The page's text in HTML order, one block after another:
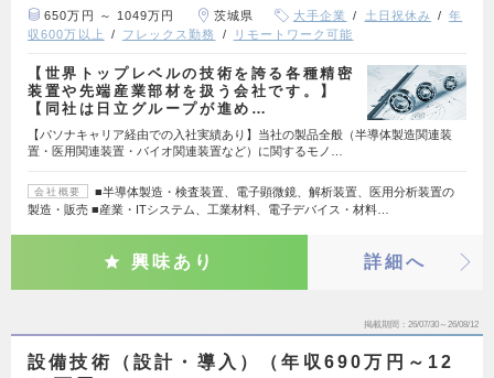
650万円 ～ 1049万円 茨城県 大手企業 土日祝休み
年
収600万以上
フレックス勤務 リモートワーク可能
【世界トップレベルの技術を誇る各種精密
装置や先端産業部材を扱う会社です。】
【同社は日立グループが進め…
【パソナキャリア経由での入社実績あり】当社の製品全般（半導体製造関連装
置・医用関連装置・バイオ関連装置など）に関するモノ…
会社概要
■半導体製造・検査装置、電子顕微鏡、解析装置、医用分析装置の
製造・販売 ■産業・ITシステム、工業材料、電子デバイス・材料…
興味あり 詳細へ
掲載期間 26/07/30～26/08/12
設備技術（設計・導入）（年収690万円～12